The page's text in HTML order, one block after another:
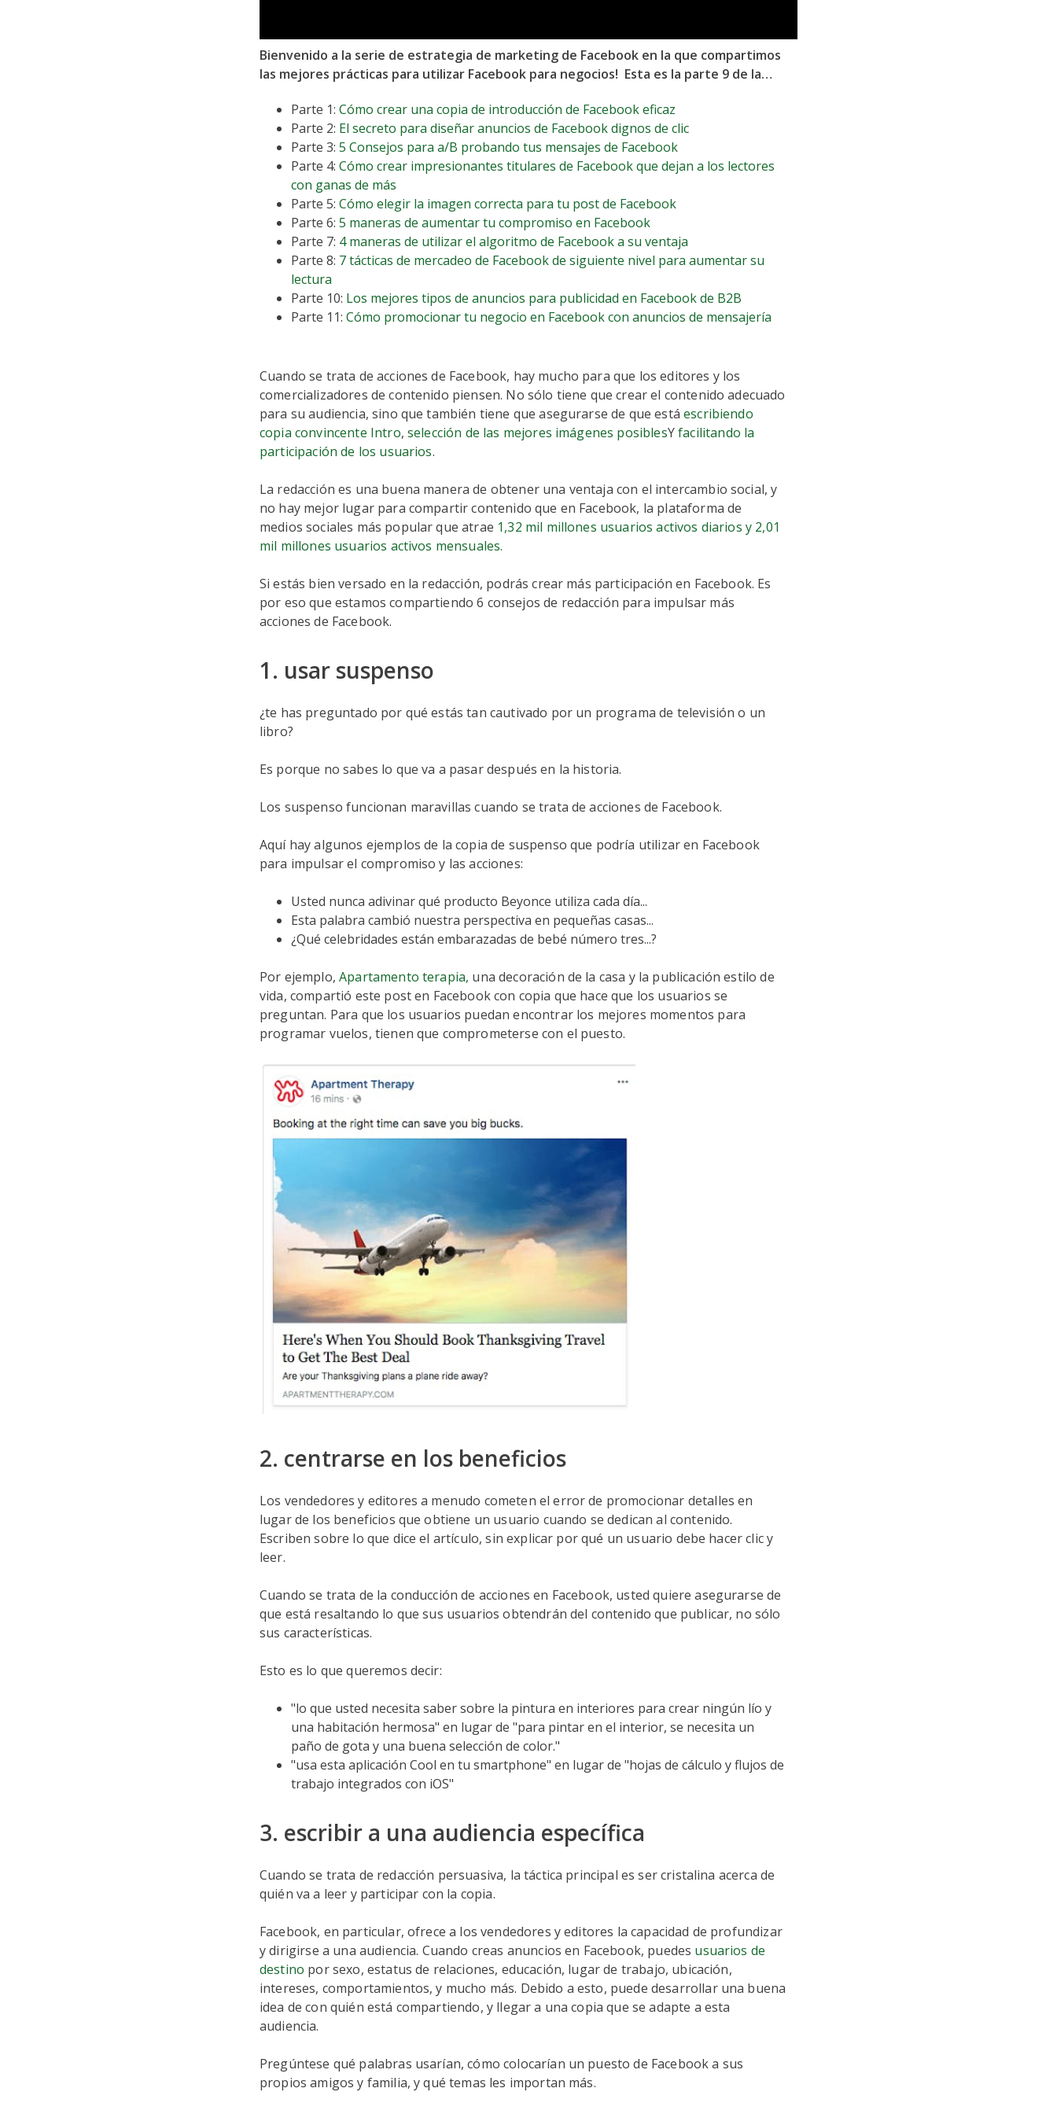
Bienvenido a la serie de estrategia de marketing de Facebook en la que compartimos
las mejores prácticas para utilizar Facebook para negocios! Esta es la parte 9 de la
Parte 1: Cómo crear una copia de introducción de Facebook eficaz
Parte 2: El secreto para diseñar anuncios de Facebook dignos de clic
Parte 3: 5 Consejos para a/B probando tus mensajes de Facebook
Parte 4: Cómo crear impresionantes titulares de Facebook que dejan a los lectores
con ganas de más
Parte 5: Cómo elegir la imagen correcta para tu post de Facebook
Parte 6: 5 maneras de aumentar tu compromiso en Facebook
Parte 7: 4 maneras de utilizar el algoritmo de Facebook a su ventaja
Parte 8: 7 tácticas de mercadeo de Facebook de siguiente nivel para aumentar su
lectura
Parte 10: Los mejores tipos de anuncios para publicidad en Facebook de B2B
Parte 11: Cómo promocionar tu negocio en Facebook con anuncios de mensajería
Cuando se trata de acciones de Facebook, hay mucho para que los editores y los
comercializadores de contenido piensen. No sólo tiene que crear el contenido adecuado
para su audiencia, sino que también tiene que asegurarse de que estáescribiendo
copia convincente Intro,selección de las mejores imágenes posiblesYfacilitando la
participación de los usuarios.
La redacción es una buena manera de obtener una ventaja con el intercambio social, y
no hay mejor lugar para compartir contenido que en Facebook, la plataforma de
medios sociales más popular que atrae 1,32 mil millones usuarios activos diarios y 2,01
mil millones usuarios activos mensuales.
Si estás bien versado en la redacción, podrás crear más participación en Facebook. Es
por eso que estamos compartiendo 6 consejos de redacción para impulsar más
acciones de Facebook.
1. usar suspenso
¿te has preguntado por qué estás tan cautivado por un programa de televisión o un
libro?
Es porque no sabes lo que va a pasar después en la historia.
Los suspenso funcionan maravillas cuando se trata de acciones de Facebook.
Aquí hay algunos ejemplos de la copia de suspenso que podría utilizar en Facebook
para impulsar el compromiso y las acciones:
Usted nunca adivinar qué producto Beyonce utiliza cada día...
Esta palabra cambió nuestra perspectiva en pequeñas casas...
¿Qué celebridades están embarazadas de bebé número tres...?
Por ejemplo,Apartamento terapia, una decoración de la casa y la publicación estilo de
vida, compartió este post en Facebook con copia que hace que los usuarios se
preguntan. Para que los usuarios puedan encontrar los mejores momentos para
programar vuelos, tienen que comprometerse con el puesto.
2. centrarse en los beneficios
Los vendedores y editores a menudo cometen el error de promocionar detalles en
lugar de los beneficios que obtiene un usuario cuando se dedican al contenido.
Escriben sobre lo que dice el artículo, sin explicar por qué un usuario debe hacer clic y
leer.
Cuando se trata de la conducción de acciones en Facebook, usted quiere asegurarse de
que está resaltando lo que sus usuarios obtendrán del contenido que publicar, no sólo
sus características.
Esto es lo que queremos decir:
"lo que usted necesita saber sobre la pintura en interiores para crear ningún lío y
una habitación hermosa" en lugar de "para pintar en el interior, se necesita un
paño de gota y una buena selección de color."
"usa esta aplicación Cool en tu smartphone" en lugar de "hojas de cálculo y flujos de
trabajo integrados con iOS"
3. escribir a una audiencia específica
Cuando se trata de redacción persuasiva, la táctica principal es ser cristalina acerca de
quién va a leer y participar con la copia.
Facebook, en particular, ofrece a los vendedores y editores la capacidad de profundizar
y dirigirse a una audiencia. Cuando creas anuncios en Facebook, puedes usuarios de
destino por sexo, estatus de relaciones, educación, lugar de trabajo, ubicación,
intereses, comportamientos, y mucho más. Debido a esto, puede desarrollar una buena
idea de con quién está compartiendo, y llegar a una copia que se adapte a esta
audiencia.
Pregúntese qué palabras usarían, cómo colocarían un puesto de Facebook a sus
propios amigos y familia, y qué temas les importan más.